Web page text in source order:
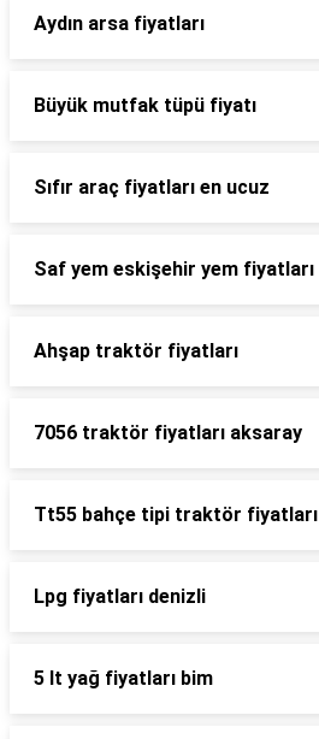
Aydın arsa fiyatları
Büyük mutfak tüpü fiyatı
Sıfır araç fiyatları en ucuz
Saf yem eskişehir yem fiyatları
Ahşap traktör fiyatları
7056 traktör fiyatları aksaray
Tt55 bahçe tipi traktör fiyatları
Lpg fiyatları denizli
5 lt yağ fiyatları bim